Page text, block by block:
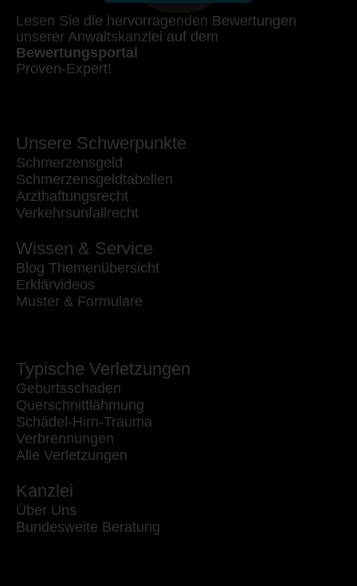
Lesen Sie die hervorragenden Bewertungen
unserer Anwaltskanzlei auf dem
Bewertungsportal
Proven-Expert!
Unsere Schwerpunkte
Schmerzensgeld
Schmerzensgeldtabellen
Arzthaftungsrecht
Verkehrsunfallrecht
Wissen & Service
Blog Themenübersicht
Erklärvideos
Muster & Formulare
Typische Verletzungen
Geburtsschaden
Querschnittlähmung
Schädel-Hirn-Trauma
Verbrennungen
Alle Verletzungen
Kanzlei
Über Uns
Bundesweite Beratung